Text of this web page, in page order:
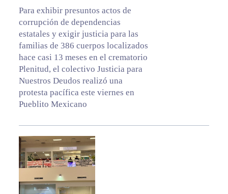
Para exhibir presuntos actos de
corrupción de dependencias
estatales y exigir justicia para las
familias de 386 cuerpos localizados
hace casi 13 meses en el crematorio
Plenitud, el colectivo Justicia para
Nuestros Deudos realizó una
protesta pacífica este viernes en
Pueblito Mexicano